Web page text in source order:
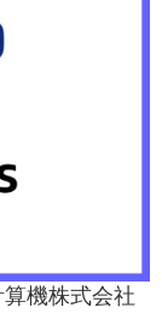
算機株式会社